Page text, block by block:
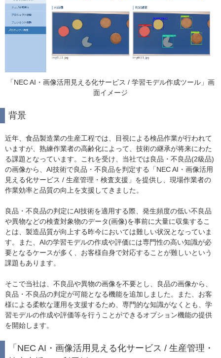
「NEC AI・画像活用見える化サービス / 学習モデル作成ツール」画
面イメージ
背景
近年、食品製造業の生産工程では、目視による検品作業が行われて
いますが、熟練作業者の高齢化によって、技術の継承が将来にわた
る課題となっています。これを受け、当社では良品・不良品(2級品)
の画像から、AI技術で良品・不良品を判定する「NEC AI・画像活用
見える化サービス / 生産管理・検査支援」を提供し、現場作業者の
作業効率と品質の向上を支援してきました。
良品・不良品の判定にAI技術を適用する際、発生頻度の低い不良品
や異物などの検査対象物のデータ(画像)を事前に大量に収集するこ
とは、製造品質が向上する昨今においては難しい状況となっていま
す。また、AIの学習モデルの作成や評価には専門性の高い知識が必
要となるケースが多く、お客様自身で対応することが難しいという
課題もあります。
そこで当社は、不良品や異物の画像を不要とし、良品の画像から、
良品・不良品の判定が可能となる機能を追加しました。また、お客
様による柔軟な運用を支援するため、専門的な知識がなくとも、学
習モデルの作成や評価等を行うことができるオプション機能の提供
を開始します。
「NEC AI・画像活用見える化サービス / 生産管理・